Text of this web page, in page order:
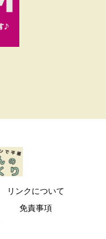
リンクについて
免責事項